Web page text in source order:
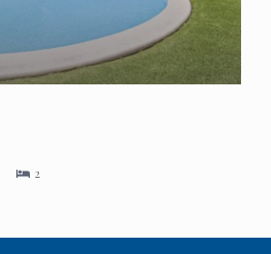
2